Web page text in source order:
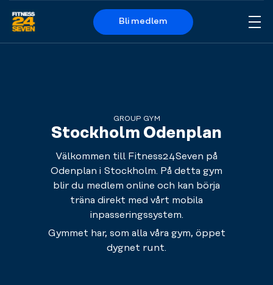
Logo
Bli medlem
GROUP GYM
Stockholm Odenplan
Välkommen till Fitness24Seven på
Odenplan i Stockholm. På detta gym
blir du medlem online och kan börja
träna direkt med vårt mobila
inpasseringssystem.
Gymmet har, som alla våra gym, öppet
dygnet runt.